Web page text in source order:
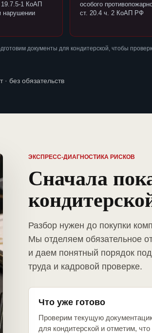
19.7.5-1 КоАП
нарушении
особого
ст. 20.4 ч. 2 КоАП РФ
документы для кондитерской, чтобы
· без обязательств
ЭКСПРЕСС-ДИАГНОСТИКА РИСКОВ
Сначала
Разбор нужен до покупки
Мы отделяем обязательное
и даем понятный порядок
труда и кадровой проверке.
Что уже готово
Проверим текущую
для кондитерской и отметим, что